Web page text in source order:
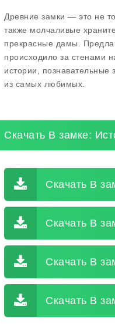
Древние замки — это не
также молчаливые
прекрасные дамы.
происходило за стенами
истории, познавательные
из самых любимых.
Скачать В замке:
Скачать В
Скачать В
Скачать В
Скачать В